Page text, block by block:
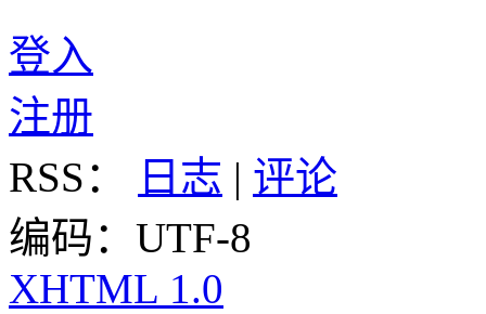
登入
注册
RSS：
日志 | 评论
编码：UTF-8
XHTML 1.0